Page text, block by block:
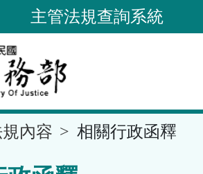
主管法規查詢系統
內容 相關行政函釋